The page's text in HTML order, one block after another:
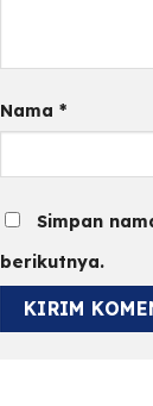
Nama *
Simpan
berikutnya.